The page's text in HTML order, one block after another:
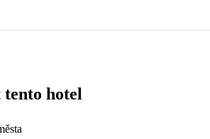
23 639 30 179 19 719
hotel